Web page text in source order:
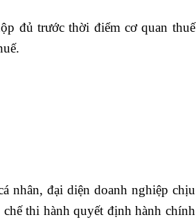
đủ trước thời điểm cơ quan thuế
nhân, đại diện doanh nghiệp chịu
thi hành quyết định hành chính